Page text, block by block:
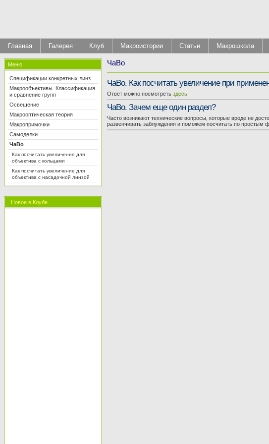
Главная Галерея Клуб Макроистории Статьи Макрошкола
Меню
Спецификации конкретных линз
Макрообъективы. Классификация
и сравнение групп
Освещение
Макрооптическая теория
Макропримочки
Самоделки
ЧаВо
Как посчитать увеличение для
объектива с кольцами
Как посчитать увеличение для
объектива с насадочной линзой
Новое в Клубе
ЧаВо
ЧаВо. Как посчитать увеличение при
Ответ можно посмотреть здесь
ЧаВо. Зачем еще один раздел?
Часто возникают технические вопросы, которые вроде не
развенчивать заблуждения и поможем посчитать по простым